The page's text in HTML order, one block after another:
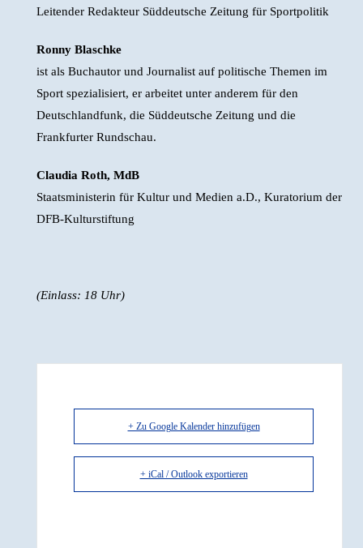
Leitender Redakteur Süddeutsche Zeitung für Sportpolitik
Ronny Blaschke
ist als Buchautor und Journalist auf politische Themen im
Sport spezialisiert, er arbeitet unter anderem für den
Deutschlandfunk, die Süddeutsche Zeitung und die
Frankfurter Rundschau.
Claudia Roth, MdB
Staatsministerin für Kultur und Medien a.D., Kuratorium der
DFB-Kulturstiftung
(Einlass: 18 Uhr)
+ Zu Google Kalender hinzufügen
+ iCal / Outlook exportieren